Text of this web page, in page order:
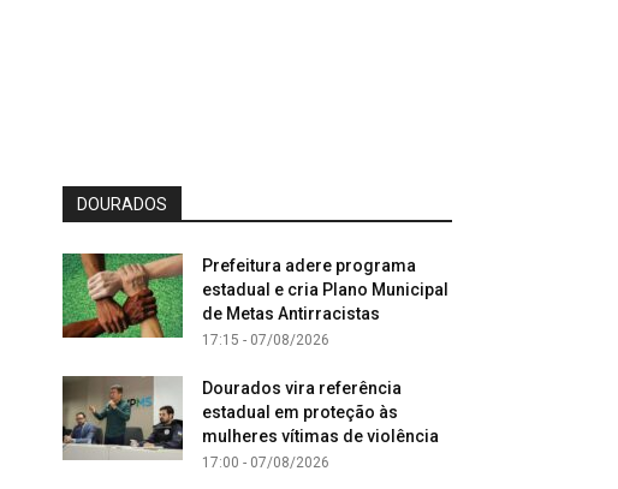
DOURADOS
Prefeitura adere programa
estadual e cria Plano Municipal
de Metas Antirracistas
17:15 - 07/08/2026
Dourados vira referência
estadual em proteção às
mulheres vítimas de violência
17:00 - 07/08/2026